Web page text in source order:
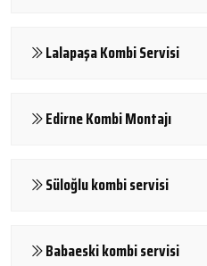
Lalapaşa Kombi Servisi
Edirne Kombi Montajı
Süloğlu kombi servisi
Babaeski kombi servisi